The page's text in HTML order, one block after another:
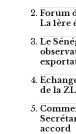
Forum
La 1ère
Le
de la
accord